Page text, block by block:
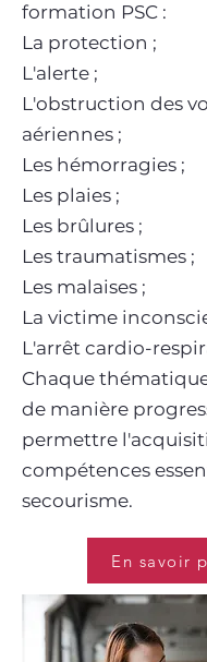
formation PSC :
La protection ;
L'alerte ;
L'obstruction des
aériennes ;
Les hémorragies ;
Les plaies ;
Les brûlures ;
Les traumatismes ;
Les malaises ;
La victime
L'arrêt cardio-
Chaque
de manière
permettre
compétences
secourisme.
En savoir